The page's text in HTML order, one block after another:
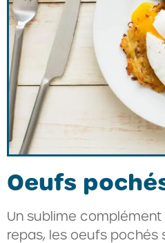
Oeufs
Un sublime
repas, les oeufs pochés